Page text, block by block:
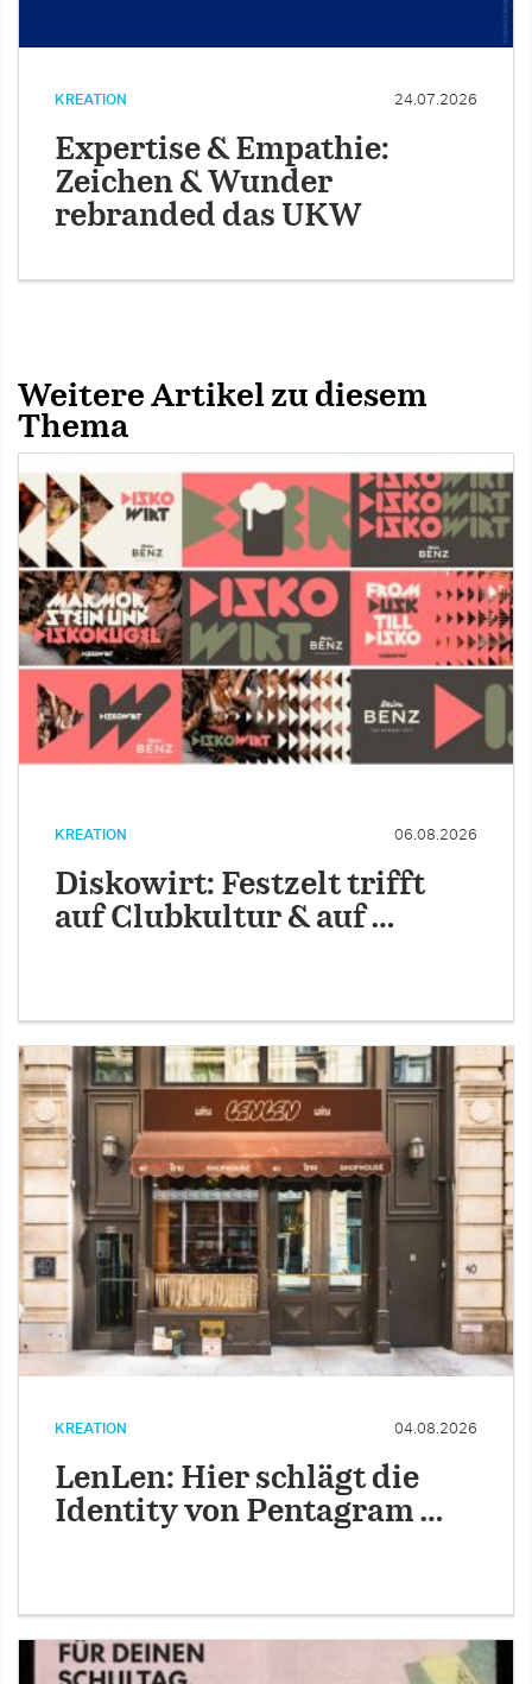
KREATION 24.07.2026
Expertise & Empathie:
Zeichen & Wunder
rebranded das UKW
Weitere Artikel zu diesem
Thema
KREATION 06.08.2026
Diskowirt: Festzelt trifft
auf Clubkultur & auf …
KREATION 04.08.2026
LenLen: Hier schlägt die
Identity von Pentagram …